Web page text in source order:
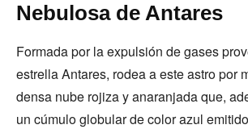
Nebulosa de Antares
Formada por la expulsión de gases
estrella Antares, rodea a este astro por
densa nube rojiza y anaranjada que,
un cúmulo globular de color azul